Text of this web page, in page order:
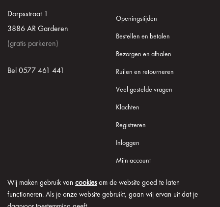
Wij maken gebruik van cookiesom de website goed te laten
functioneren. Als je onze website gebruikt, gaan wij ervan uit dat je
Dorpsstraat 1
3886 AR Garderen
(gratis parkeren)
Bel 0577 461 441
Openingstijden
Bestellen en betalen
Bezorgen en afhalen
Ruilen en retourneren
Veel gestelde vragen
Klachten
Registreren
Inloggen
Mijn account